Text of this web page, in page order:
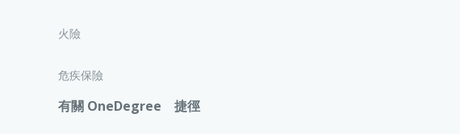
火險
危疾保險
有關 OneDegree 捷徑